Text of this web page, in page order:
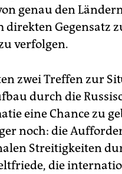
genau den
direkten Gegensatz
verfolgen.
zwei Treffen zur
durch die
eine Chance zu
noch: die
Streitigkeiten
die